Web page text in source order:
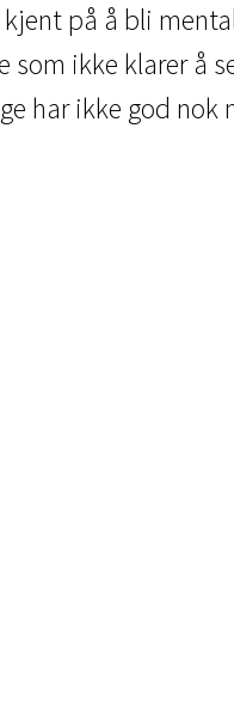
kjent på å bli
som ikke klarer å
har ikke god